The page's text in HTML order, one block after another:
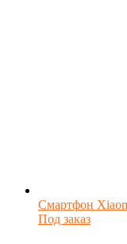
Смартфон
Под заказ